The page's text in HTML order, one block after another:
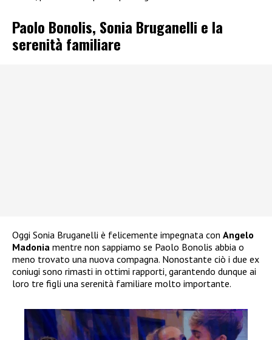
Paolo Bonolis, Sonia Bruganelli e la
serenità familiare
Oggi Sonia Bruganelli è felicemente impegnata con Angelo
Madonia mentre non sappiamo se Paolo Bonolis abbia o
meno trovato una nuova compagna. Nonostante ciò i due ex
coniugi sono rimasti in ottimi rapporti, garantendo dunque ai
loro tre figli una serenità familiare molto importante.